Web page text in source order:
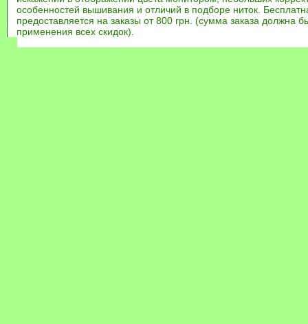
особенностей вышивания и отличий в подборе ниток.
предоставляется на заказы от 800 грн. (сумма заказа должна
применения всех скидок).